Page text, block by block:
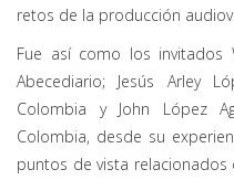
retos de la producción
Fue así como los invitados
Abecediario; Jesús Arley
Colombia y John López
Colombia, desde su
puntos de vista